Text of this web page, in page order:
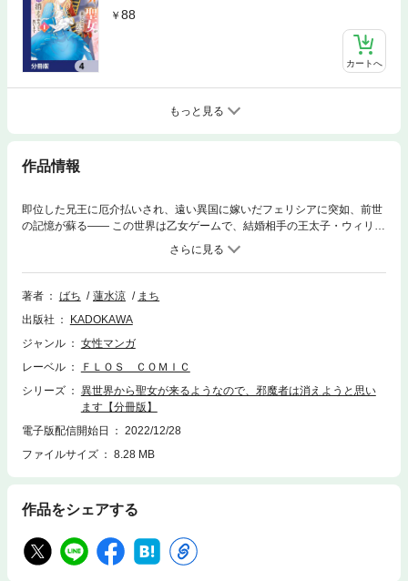
88
カートへ
もっと見る
作品情報
即位した兄王に厄介払いされ、遠い異国に嫁いだフェリシアに突如、前世
の記憶が蘇る―― この世界は乙女ゲームで、結婚相手の王太子・ウィリア
ムは異世界から来る聖女と愛しあい、邪魔者の自分は処刑される運命!?
分冊版第39弾。※本作品は単行本を分割したもので、本編内容は同一のも
のとなります。重複購入にご注意ください。
著者
ばち 蓮水涼
まち
出版社
KADOKAWA
ジャンル
女性マンガ
レーベル
ＦＬＯＳ ＣＯＭＩＣ
シリーズ
異世界から聖女が来るようなので、邪魔者は消えようと思い
ます【分冊版】
電子版配信開始日
2022/12/28
ファイルサイズ
8.28 MB
作品をシェアする